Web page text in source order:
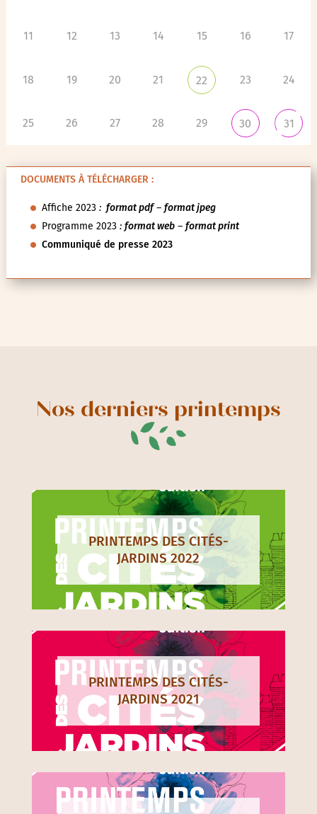
11 12 13 14 15 16 17
18 19 20 21 22 23 24
25 26 27 28 29 30 31
DOCUMENTS À TÉLÉCHARGER :
Affiche 2023: format pdf– format jpeg
Programme 2023 : format web– format print
Communiqué de presse 2023
Nos derniers printemps
PRINTEMPS DES CITÉS-
JARDINS 2022
PRINTEMPS DES CITÉS-
JARDINS 2021